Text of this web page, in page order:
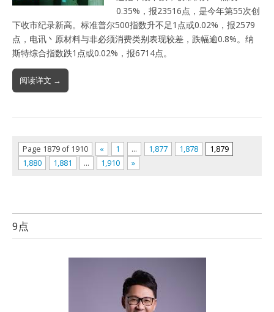
0.35%，报23516点，是今年第55次创
下收市纪录新高。标准普尔500指数升不足1点或0.02%，报2579
点，电讯丶原材料与非必须消费类别表现较差，跌幅逾0.8%。纳
斯特综合指数跌1点或0.02%，报6714点。
阅读详文 →
Page 1879 of 1910 « 1 … 1,877 1,878
1,879
1,880
1,881 … 1,910 »
9点